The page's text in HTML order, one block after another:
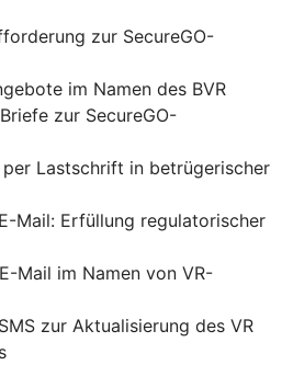
zur SecureGO-
im Namen des BVR
zur SecureGO-
Lastschrift in betrügerischer
Mail: Erfüllung regulatorischer
Mail im Namen von VR-
zur Aktualisierung des VR